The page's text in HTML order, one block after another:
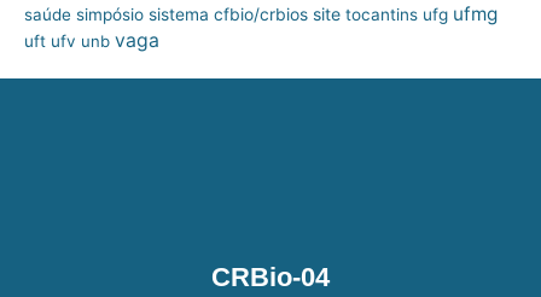
saúde simpósio sistema cfbio/crbios site tocantins ufg ufmg
uft ufv unb vaga
CRBio-04